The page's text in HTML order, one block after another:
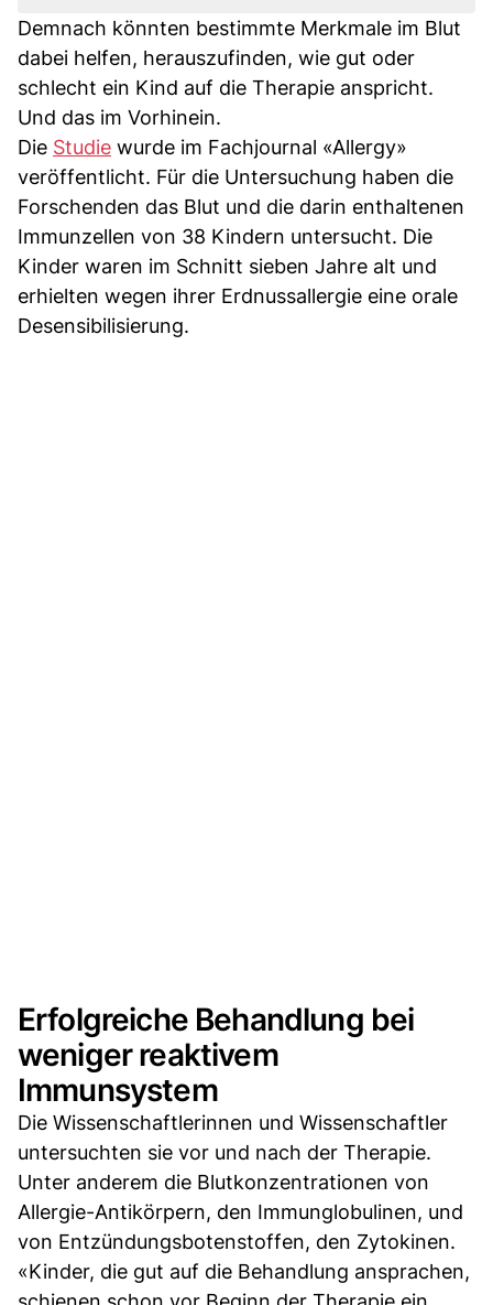
Demnach könnten bestimmte Merkmale im Blut
dabei helfen, herauszufinden, wie gut oder
schlecht ein Kind auf die Therapie anspricht.
Und das im Vorhinein.
Die Studie wurde im Fachjournal «Allergy»
veröffentlicht. Für die Untersuchung haben die
Forschenden das Blut und die darin enthaltenen
Immunzellen von 38 Kindern untersucht. Die
Kinder waren im Schnitt sieben Jahre alt und
erhielten wegen ihrer Erdnussallergie eine orale
Desensibilisierung.
Erfolgreiche Behandlung bei
weniger reaktivem
Immunsystem
Die Wissenschaftlerinnen und Wissenschaftler
untersuchten sie vor und nach der Therapie.
Unter anderem die Blutkonzentrationen von
Allergie-Antikörpern, den Immunglobulinen, und
von Entzündungsbotenstoffen, den Zytokinen.
«Kinder, die gut auf die Behandlung ansprachen,